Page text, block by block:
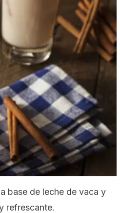
base de leche de vaca y
refrescante.